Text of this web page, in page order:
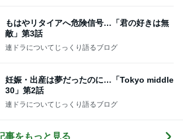
もはやリタイアへ危険信号…「君の好きは無
敵」第3話
連ドラについてじっくり語るブログ
妊娠・出産は夢だったのに…「Tokyo middle
30」第2話
連ドラについてじっくり語るブログ
事をもっと見る